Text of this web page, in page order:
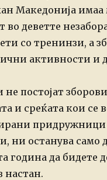
Македонија имаа
во деветте
со тренинзи, а
активности и
не постојат
и среќата кои се
ни останува само
година да бидете
настан.